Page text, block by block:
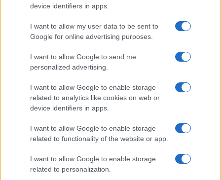
device identifiers in apps.
I want to allow my user data to be sent to
Google for online advertising purposes.
I want to allow Google to send me
personalized advertising.
I want to allow Google to enable storage
related to analytics like cookies on web or
device identifiers in apps.
I want to allow Google to enable storage
related to functionality of the website or app.
I want to allow Google to enable storage
related to personalization.